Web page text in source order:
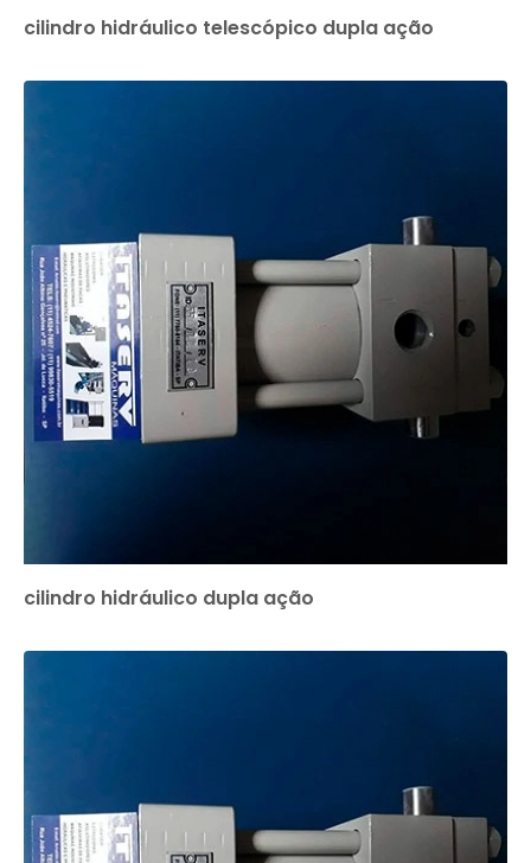
cilindro hidráulico telescópico dupla ação
cilindro hidráulico dupla ação